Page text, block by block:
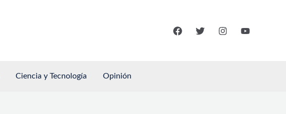
Ciencia y Tecnología Opinión